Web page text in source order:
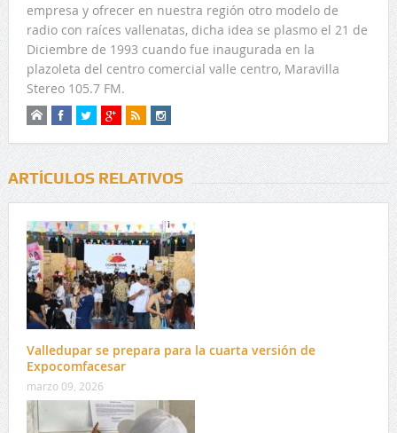
empresa y ofrecer en nuestra región otro modelo de
radio con raíces vallenatas, dicha idea se plasmo el 21 de
Diciembre de 1993 cuando fue inaugurada en la
plazoleta del centro comercial valle centro, Maravilla
Stereo 105.7 FM.
ARTÍCULOS RELATIVOS
Valledupar se prepara para la cuarta versión de
Expocomfacesar
marzo 09, 2026